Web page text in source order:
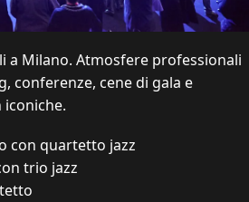
a Milano. Atmosfere professionali
conferenze, cene di gala e
con quartetto jazz
trio jazz